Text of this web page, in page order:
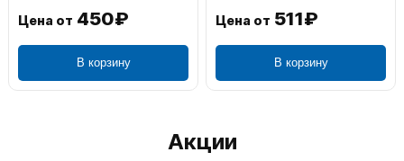
Цена от 450₽
В корзину
Цена от 511₽
В корзину
Акции